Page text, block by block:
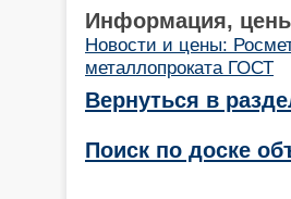
Информация,
Новости и цены:
металлопроката ГОСТ
Вернуться в
Поиск по доске